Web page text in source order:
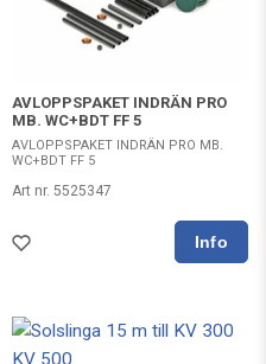
AVLOPPSPAKET INDRÄN PRO
MB. WC+BDT FF 5
AVLOPPSPAKET INDRÄN PRO MB.
WC+BDT FF 5
Art nr. 5525347